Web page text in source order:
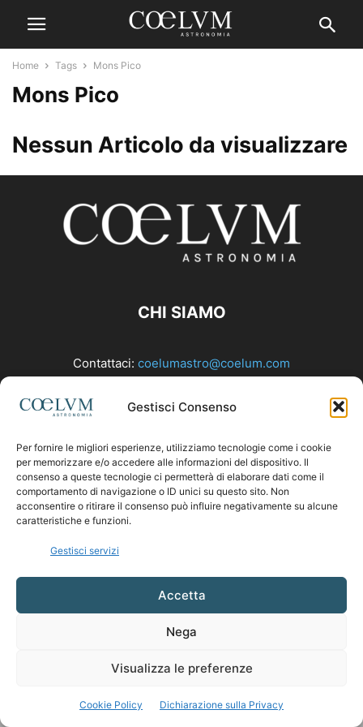
Gestisci Consenso
Per fornire le migliori esperienze, utilizziamo tecnologie come i cookie
per memorizzare e/o accedere alle informazioni del dispositivo. Il
consenso a queste tecnologie ci permetterà di elaborare dati come il
comportamento di navigazione o ID unici su questo sito. Non
acconsentire o ritirare il consenso può influire negativamente su alcune
caratteristiche e funzioni.
Gestisci servizi
Accetta
Nega
Visualizza le preferenze
Cookie Policy Dichiarazione sulla Privacy
Home Tags Mons Pico
Mons Pico
Nessun Articolo da visualizzare
CHI SIAMO
Contattaci: coelumastro@coelum.com
SEGUICI